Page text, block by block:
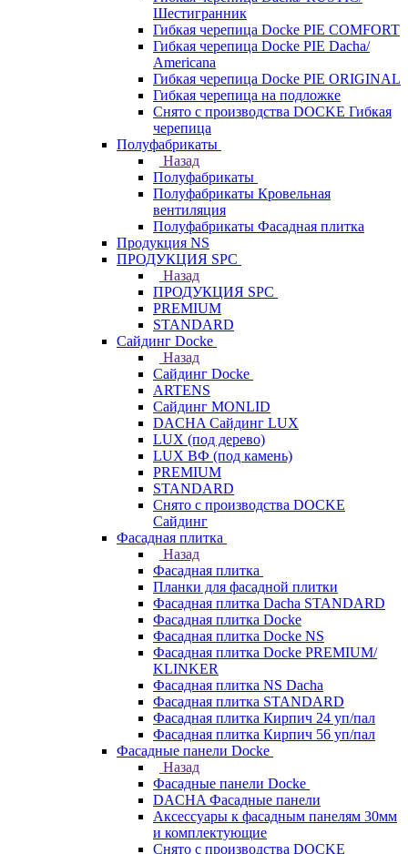
Шестигранник
Гибкая черепица Docke PIE COMFORT
Гибкая черепица Docke PIE Dacha/
Americana
Гибкая черепица Docke PIE ОRIGINАL
Гибкая черепица на подложке
Снято с производства DOCKE Гибкая
черепица
Полуфабрикаты
Назад
Полуфабрикаты
Полуфабрикаты Кровельная
вентиляция
Полуфабрикаты Фасадная плитка
Продукция NS
ПРОДУКЦИЯ SPC
Назад
ПРОДУКЦИЯ SPC
PREMIUM
STANDARD
Сайдинг Docke
Назад
Сайдинг Docke
ARTENS
Cайдинг MONLID
DACHA Сайдинг LUX
LUX (под дерево)
LUX ВФ (под камень)
PREMIUM
STANDARD
Снято с производства DOCKE
Сайдинг
Фасадная плитка
Назад
Фасадная плитка
Планки для фасадной плитки
Фасадная плитка Dacha STANDARD
Фасадная плитка Docke
Фасадная плитка Docke NS
Фасадная плитка Docke PREMIUM/
KLINKER
Фасадная плитка NS Dacha
Фасадная плитка STANDARD
Фасадная плитка Кирпич 24 уп/пал
Фасадная плитка Кирпич 56 уп/пал
Фасадные панели Docke
Назад
Фасадные панели Docke
DACHA Фасадные панели
Аксессуары к фасадным панелям 30мм
и комплектующие
Снято с производства DOCKE